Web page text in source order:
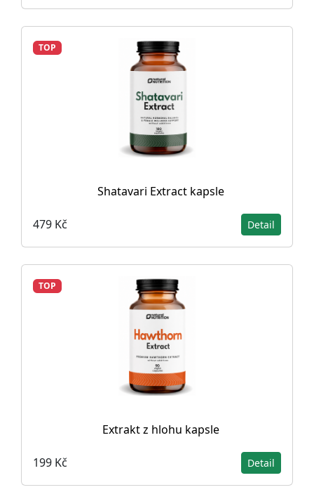
TOP
Shatavari Extract kapsle
479 Kč Detail
TOP
Extrakt z hlohu kapsle
199 Kč Detail